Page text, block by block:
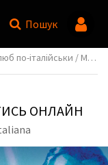
Пошук
/ Marriage Italian Style / Matrimonio all’italiana
ОНЛАЙН